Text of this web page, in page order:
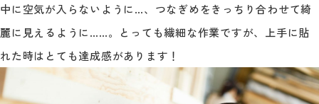
中に空気が入らないように…、つなぎめをきっちり合わせて綺
麗に見えるように……。とっても繊細な作業ですが、上手に貼
れた時はとても達成感があります！